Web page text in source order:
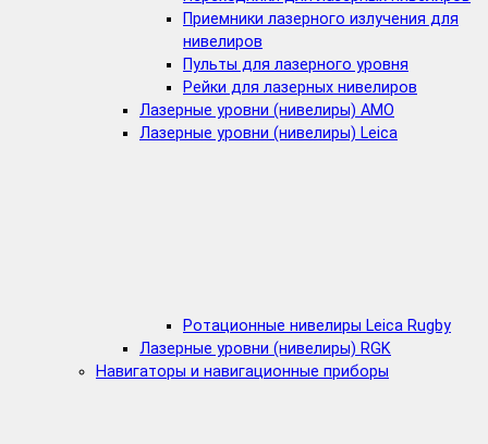
Приемники лазерного излучения для
нивелиров
Пульты для лазерного уровня
Рейки для лазерных нивелиров
Лазерные уровни (нивелиры) AMO
Лазерные уровни (нивелиры) Leica
Ротационные нивелиры Leica Rugby
Лазерные уровни (нивелиры) RGK
Навигаторы и навигационные приборы